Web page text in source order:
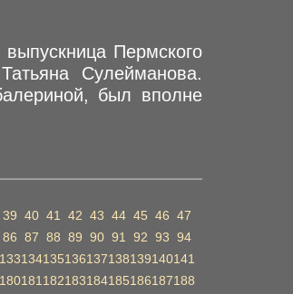
Пермского
Сулейманова.
был вполне
39 40 41 42 43 44 45 46 47
86 87 88 89 90 91 92 93 94
133134135136137138139140141
180181 182183184185186187188